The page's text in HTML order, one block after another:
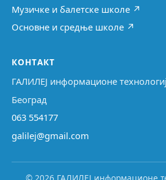
Музичке и балетске школе ↗
Основне и средње школе ↗
КОНТАКТ
ГАЛИЛЕЈ информационе
Београд
063 554177
galilej@gmail.com
© 2026 ГАЛИЛЕЈ информационе